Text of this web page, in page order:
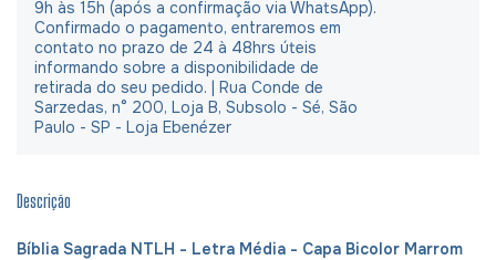
9h às 15h (após a confirmação via WhatsApp).
Confirmado o pagamento, entraremos em
contato no prazo de 24 à 48hrs úteis
informando sobre a disponibilidade de
retirada do seu pedido. | Rua Conde de
Sarzedas, n° 200, Loja B, Subsolo - Sé, São
Paulo - SP - Loja Ebenézer
Descrição
Bíblia Sagrada NTLH - Letra Média - Capa Bicolor Marrom